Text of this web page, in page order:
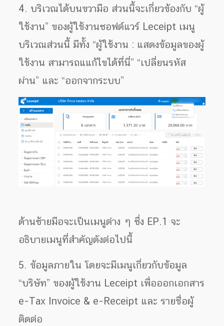
4. บริเวณได้บนขวามือ ส่วนนี้จะเกี่ยวข้องกับ “ผู้
ใช้งาน” ของผู้ใช้งานซอฟต์แวร์ Leceipt เมนู
บริเวณส่วนนี้ มีทั้ง “ผู้ใช้งาน : แสดงข้อมูลของผู้
ใช้งาน สามารถแแก้ไขได้ที่นี่” “เปลี่ยนรหัส
ผ่าน” และ “ออกจากระบบ”
ด้านซ้ายมือจะเป็นเมนูต่าง ๆ ซึ่ง EP.1 จะ
อธิบายเมนูที่สำคัญดังต่อไปนี้
5. ข้อมูลภายใน โดยจะมีเมนูเกี่ยวกับข้อมูล
“บริษัท” ของผู้ใช้งาน Leceipt เพื่อออกเอกสาร
e-Tax Invoice & e-Receipt และ รายชื่อผู้
ติดต่อ